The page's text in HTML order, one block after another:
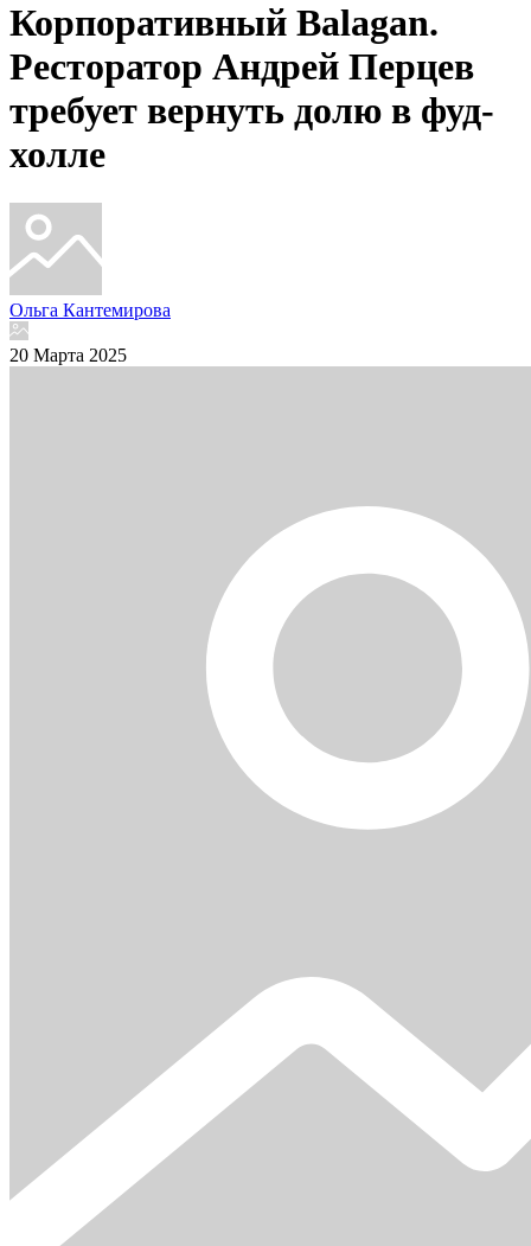
Корпоративный Balagan.
Ресторатор Андрей Перцев
требует вернуть долю в фуд-
холле
Ольга Кантемирова
20 Марта 2025